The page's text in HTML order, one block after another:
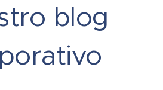
blog